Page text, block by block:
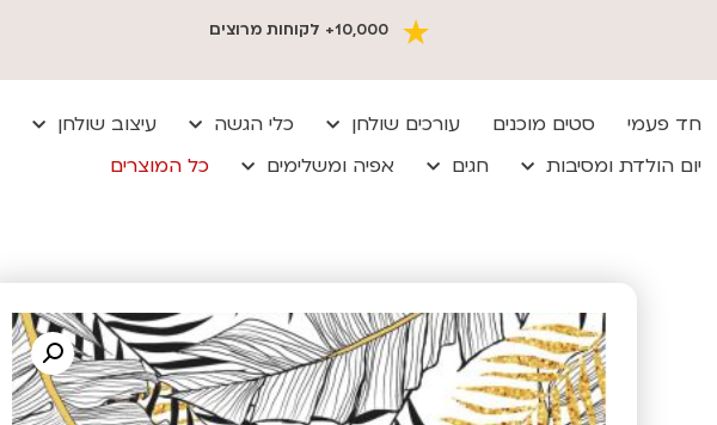
10,000+ לקוחות מרוצים
חד פעמי סטים מוכנים עורכים שולחן כלי הגשה עיצוב שולחן
יום הולדת ומסיבות
חגים אפיה ומשלימים כל המוצרים